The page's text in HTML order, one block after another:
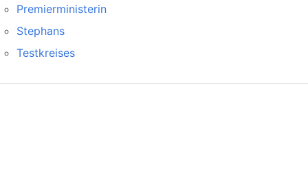
Premierministerin
Stephans
Testkreises